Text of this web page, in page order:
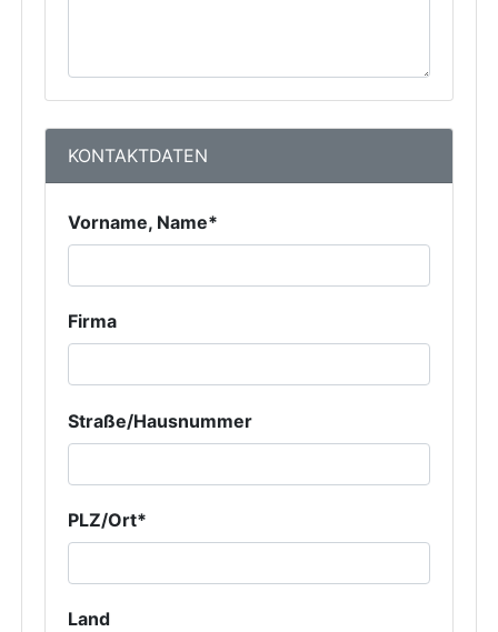
KONTAKTDATEN
Vorname, Name*
Firma
Straße/Hausnummer
PLZ/Ort*
Land